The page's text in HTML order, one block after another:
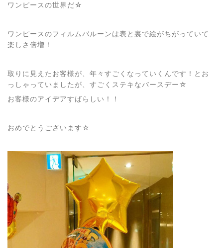
ワンピースの世界だ☆
ワンピースのフィルムバルーンは表と裏で絵がちがっていて
楽しさ倍増！
取りに見えたお客様が、年々すごくなっていくんです！とお
っしゃっていましたが、すごくステキなバースデー☆
お客様のアイデアすばらしい！！
おめでとうございます☆